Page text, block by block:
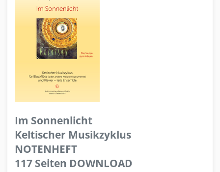
Im Sonnenlicht
Keltischer Musikzyklus
NOTENHEFT
117 Seiten DOWNLOAD